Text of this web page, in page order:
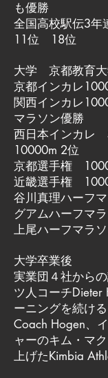
も優勝
全国高校駅伝3
11位 18位
大学 京都教育
京都インカレ
関西インカレ
マラソン優勝
西日本インカレ
10000m 2位
京都選手権
近畿選手権
谷川真理ハーフ
グアムハーフマ
上尾ハーフマラ
大学卒業後
実業団４社から
ツ人コーチDieter
ーニングを続け
Coach Hogen、
ャーのキム・マ
上げたKimbia